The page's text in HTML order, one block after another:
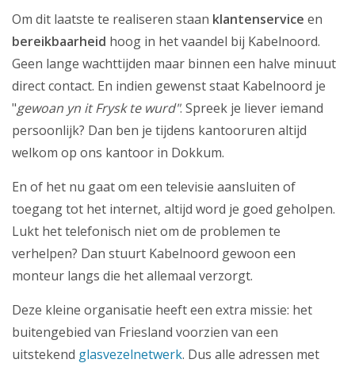
Om dit laatste te realiseren staan klantenservice en
bereikbaarheid hoog in het vaandel bij Kabelnoord.
Geen lange wachttijden maar binnen een halve minuut
direct contact. En indien gewenst staat Kabelnoord je
"gewoan yn it Frysk te wurd". Spreek je liever iemand
persoonlijk? Dan ben je tijdens kantooruren altijd
welkom op ons kantoor in Dokkum.
En of het nu gaat om een televisie aansluiten of
toegang tot het internet, altijd word je goed geholpen.
Lukt het telefonisch niet om de problemen te
verhelpen? Dan stuurt Kabelnoord gewoon een
monteur langs die het allemaal verzorgt.
Deze kleine organisatie heeft een extra missie: het
buitengebied van Friesland voorzien van een
uitstekend glasvezelnetwerk. Dus alle adressen met